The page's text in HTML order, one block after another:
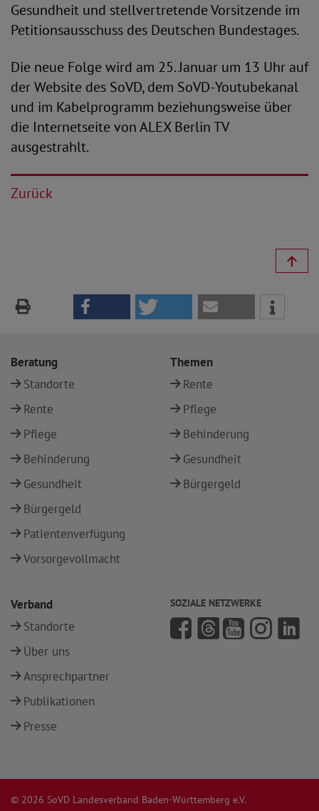
Gesundheit und stellvertretende Vorsitzende im
Petitionsausschuss des Deutschen Bundestages.
Die neue Folge wird am 25. Januar um 13 Uhr auf
der Website des SoVD, dem SoVD-Youtubekanal
und im Kabelprogramm beziehungsweise über
die Internetseite von ALEX Berlin TV
ausgestrahlt.
Zurück
Beratung
Standorte
Rente
Pflege
Behinderung
Gesundheit
Bürgergeld
Patientenverfügung
Vorsorgevollmacht
Themen
Rente
Pflege
Behinderung
Gesundheit
Bürgergeld
Verband
Standorte
Über uns
Ansprechpartner
Publikationen
Presse
SOZIALE NETZWERKE
© 2026 SoVD Landesverband Baden-Württemberg e.V.